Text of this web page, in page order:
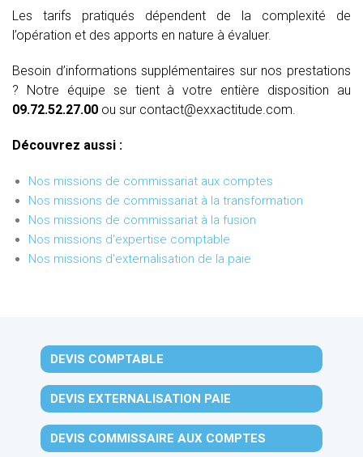
Les tarifs pratiqués dépendent de la complexité de
l’opération et des apports en nature à évaluer.
Besoin d’informations supplémentaires sur nos prestations
? Notre équipe se tient à votre entière disposition au
09.72.52.27.00 ou sur contact@exxactitude.com.
Découvrez aussi :
Nos missions de commissariat aux comptes
Nos missions de commissariat à la transformation
Nos missions de commissariat à la fusion
Nos missions d'expertise comptable
Nos missions d'externalisation de la paie
DEVIS COMPTABLE
DEVIS EXTERNALISATION PAIE
DEVIS COMMISSAIRE AUX COMPTES